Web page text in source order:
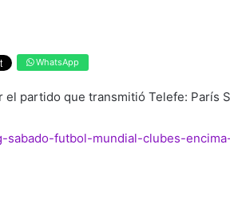
WhatsApp
partido que transmitió Telefe: París
sabado-futbol-mundial-clubes-